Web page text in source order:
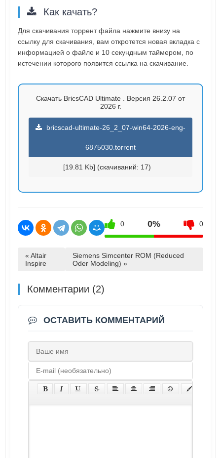
Как качать?
Для скачивания торрент файла нажмите внизу на
ссылку для скачивания, вам откротется новая вкладка с
информацией о файле и 10 секундным таймером, по
истечении которого появится ссылка на скачивание.
Скачать BricsCAD Ultimate . Версия 26.2.07 от
2026 г.
bricscad-ultimate-26_2_07-win64-2026-eng-
6875030.torrent
[19.81 Kb] (cкачиваний: 17)
0 0% 0
« Altair
Inspire
Siemens Simcenter ROM (Reduced
Oder Modeling) »
Комментарии (2)
ОСТАВИТЬ КОММЕНТАРИЙ